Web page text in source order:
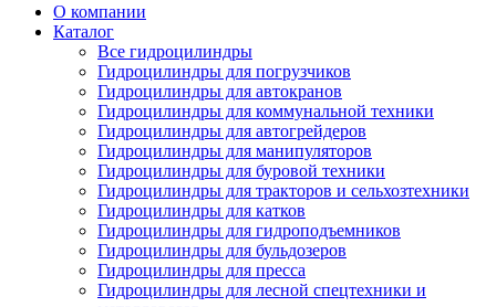
О компании
Каталог
Все гидроцилиндры
Гидроцилиндры для погрузчиков
Гидроцилиндры для автокранов
Гидроцилиндры для коммунальной техники
Гидроцилиндры для автогрейдеров
Гидроцилиндры для манипуляторов
Гидроцилиндры для буровой техники
Гидроцилиндры для тракторов и сельхозтехники
Гидроцилиндры для катков
Гидроцилиндры для гидроподъемников
Гидроцилиндры для бульдозеров
Гидроцилиндры для пресса
Гидроцилиндры для лесной спецтехники и